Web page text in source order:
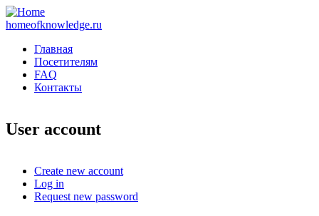
homeofknowledge.ru
Главная
Посетителям
FAQ
Контакты
User account
Primary tabs
Create new account
Log in
Request new password